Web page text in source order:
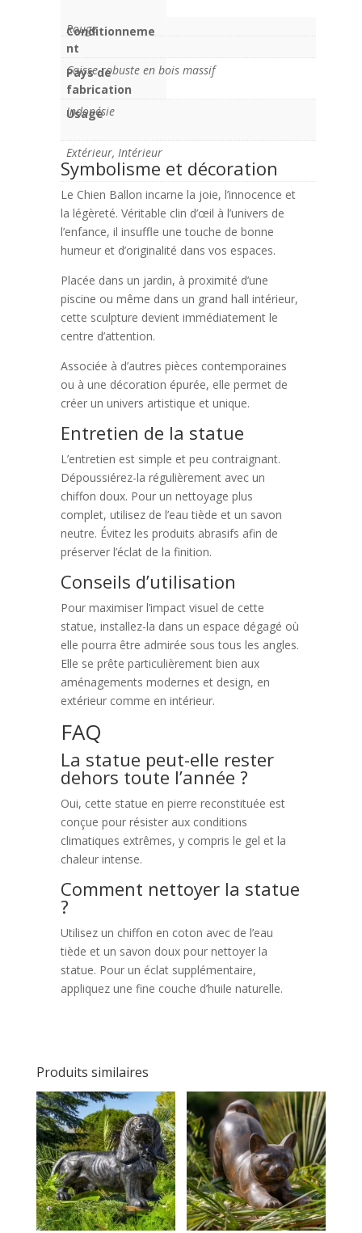
Rouge
Conditionneme
nt
Caisse robuste en bois massif
Pays de
fabrication
Indonésie
Usage
Extérieur, Intérieur
Symbolisme et décoration
Le Chien Ballon incarne la joie, l’innocence et
la légèreté. Véritable clin d’œil à l’univers de
l’enfance, il insuffle une touche de bonne
humeur et d’originalité dans vos espaces.
Placée dans un jardin, à proximité d’une
piscine ou même dans un grand hall intérieur,
cette sculpture devient immédiatement le
centre d’attention.
Associée à d’autres pièces contemporaines
ou à une décoration épurée, elle permet de
créer un univers artistique et unique.
Entretien de la statue
L’entretien est simple et peu contraignant.
Dépoussiérez-la régulièrement avec un
chiffon doux. Pour un nettoyage plus
complet, utilisez de l’eau tiède et un savon
neutre. Évitez les produits abrasifs afin de
préserver l’éclat de la finition.
Conseils d’utilisation
Pour maximiser l’impact visuel de cette
statue, installez-la dans un espace dégagé où
elle pourra être admirée sous tous les angles.
Elle se prête particulièrement bien aux
aménagements modernes et design, en
extérieur comme en intérieur.
FAQ
La statue peut-elle rester
dehors toute l’année ?
Oui, cette statue en pierre reconstituée est
conçue pour résister aux conditions
climatiques extrêmes, y compris le gel et la
chaleur intense.
Comment nettoyer la statue
?
Utilisez un chiffon en coton avec de l’eau
tiède et un savon doux pour nettoyer la
statue. Pour un éclat supplémentaire,
appliquez une fine couche d’huile naturelle.
Produits similaires